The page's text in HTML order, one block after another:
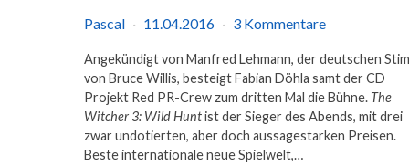
Pascal 11.04.2016 3 Kommentare
Angekündigt von Manfred Lehmann, der deutschen
von Bruce Willis, besteigt Fabian Döhla samt der CD
Projekt Red PR-Crew zum dritten Mal die Bühne. The
Witcher 3: Wild Huntist der Sieger des Abends, mit drei
zwar undotierten, aber doch aussagestarken Preisen.
Beste internationale neue Spielwelt,…